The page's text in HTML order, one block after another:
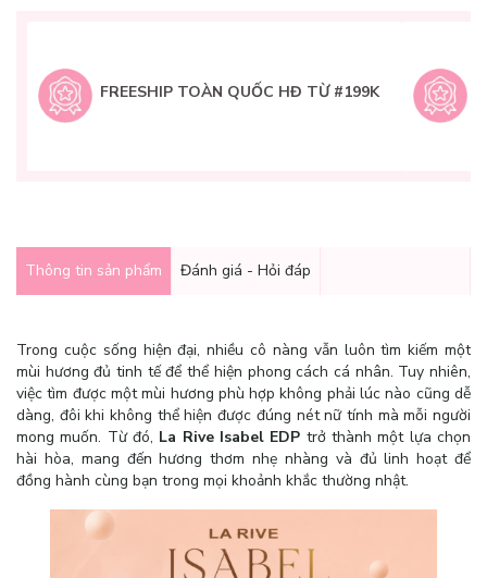
FREESHIP TOÀN QUỐC HĐ TỪ #199K
Thông tin sản phẩm Đánh giá - Hỏi đáp
Trong cuộc sống hiện đại, nhiều cô nàng vẫn luôn tìm kiếm một
mùi hương đủ tinh tế để thể hiện phong cách cá nhân. Tuy nhiên,
việc tìm được một mùi hương phù hợp không phải lúc nào cũng dễ
dàng, đôi khi không thể hiện được đúng nét nữ tính mà mỗi người
mong muốn. Từ đó, La Rive Isabel EDP trở thành một lựa chọn
hài hòa, mang đến hương thơm nhẹ nhàng và đủ linh hoạt để
đồng hành cùng bạn trong mọi khoảnh khắc thường nhật.